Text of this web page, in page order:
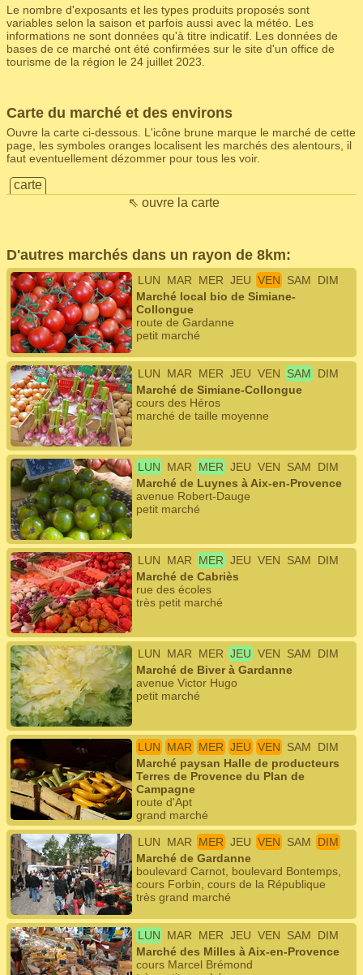
Le nombre d'exposants et les types produits proposés sont
variables selon la saison et parfois aussi avec la météo. Les
informations ne sont données qu'à titre indicatif. Les données de
bases de ce marché ont été confirmées sur le site d'un office de
tourisme de la région le 24 juillet 2023.
Carte du marché et des environs
Ouvre la carte ci-dessous. L'icône brune marque le marché de cette
page, les symboles oranges localisent les marchés des alentours, il
faut eventuellement dézommer pour tous les voir.
carte
⇖ ouvre la carte
D'autres marchés dans un rayon de 8km:
LUN MAR MER JEU VEN SAM
DIM
Marché local bio de Simiane-
Collongue
route de Gardanne
petit marché
LUN MAR MER JEU VEN SAM
DIM
Marché de Simiane-Collongue
cours des Héros
marché de taille moyenne
LUN MAR MER JEU VEN SAM
DIM
Marché de Luynes à Aix-en-Provence
avenue Robert-Dauge
petit marché
LUN MAR MER JEU VEN SAM
DIM
Marché de Cabriès
rue des écoles
très petit marché
LUN MAR MER JEU VEN SAM
DIM
Marché de Biver à Gardanne
avenue Victor Hugo
petit marché
LUN MAR MER JEU VEN SAM
DIM
Marché paysan Halle de producteurs
Terres de Provence du Plan de
Campagne
route d'Apt
grand marché
LUN MAR MER JEU VEN SAM
DIM
Marché de Gardanne
boulevard Carnot, boulevard Bontemps,
cours Forbin, cours de la République
très grand marché
LUN MAR MER JEU VEN SAM
DIM
Marché des Milles à Aix-en-Provence
cours Marcel Brémond